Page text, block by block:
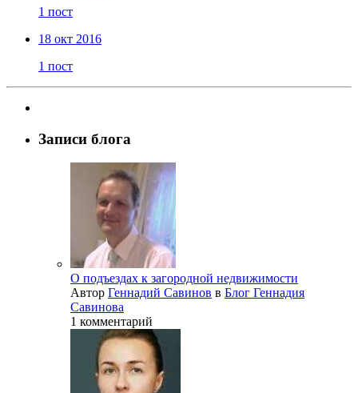
1 пост
18 окт 2016
1 пост
Записи блога
О подъездах к загородной недвижимости
Автор Геннадий Савинов в Блог Геннадия
Савинова
1 комментарий